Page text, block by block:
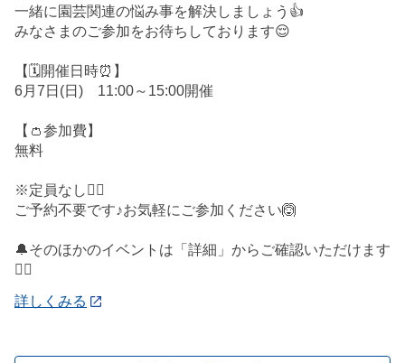
一緒に園芸関連の悩み事を解決しましょう👍
みなさまのご参加をお待ちしております😌
【🗓️開催日時⏰】
6月7日(日) 11:00～15:00開催
【👛参加費】
無料
※定員なし🙅‍♀️
ご予約不要です♪お気軽にご参加ください🙆
🔔そのほかのイベントは「詳細」からご確認いただけます
💁‍♀️
詳しくみる